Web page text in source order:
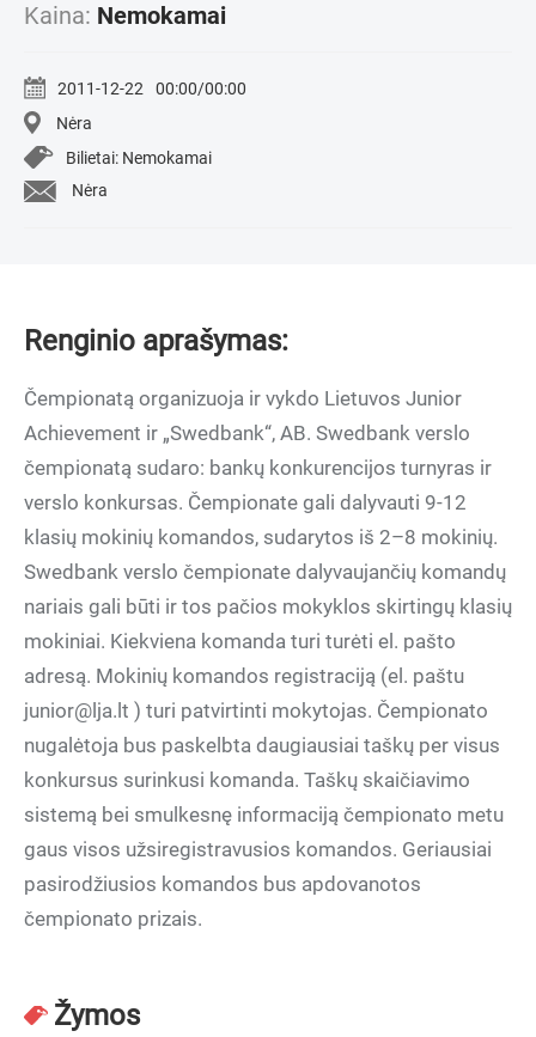
Kaina: Nemokamai
2011-12-22
00:00/00:00
Nėra
Bilietai: Nemokamai
Nėra
Renginio aprašymas:
Čempionatą organizuoja ir vykdo Lietuvos Junior
Achievement ir „Swedbank“, AB. Swedbank verslo
čempionatą sudaro: bankų konkurencijos turnyras ir
verslo konkursas. Čempionate gali dalyvauti 9-12
klasių mokinių komandos, sudarytos iš 2–8 mokinių.
Swedbank verslo čempionate dalyvaujančių komandų
nariais gali būti ir tos pačios mokyklos skirtingų klasių
mokiniai. Kiekviena komanda turi turėti el. pašto
adresą. Mokinių komandos registraciją (el. paštu
junior@lja.lt ) turi patvirtinti mokytojas. Čempionato
nugalėtoja bus paskelbta daugiausiai taškų per visus
konkursus surinkusi komanda. Taškų skaičiavimo
sistemą bei smulkesnę informaciją čempionato metu
gaus visos užsiregistravusios komandos. Geriausiai
pasirodžiusios komandos bus apdovanotos
čempionato prizais.
Žymos